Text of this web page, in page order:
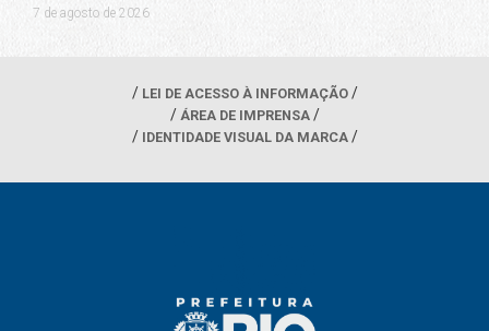
7 de agosto de 2026
LEI DE ACESSO À INFORMAÇÃO
ÁREA DE IMPRENSA
IDENTIDADE VISUAL DA MARCA